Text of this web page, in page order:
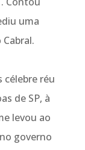
uma
célebre réu
de SP, à
levou ao
governo